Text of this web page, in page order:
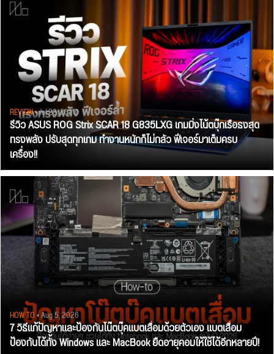
REVIEW• Jul 28, 2026
รีวิว ASUS ROG Strix SCAR 18 G835LXG เกมมิ่งโน้ตบุ๊กเรือธงสุด
ทรงพลัง ปรับสุดทุกเกม ทำงานหนักก็ไม่กลัว ฟีเจอร์มาเต็มครบ
เครื่อง!!
HOW TO• Aug 5, 2026
7 วิธีแก้ปัญหาและป้องกันโน๊ตบุ๊คแบตเสื่อมด้วยตัวเอง แบตเสื่อม
ป้องกันได้ทั้ง Windows และ MacBook ยืดอายุคอมให้ใช้ได้อีกหลายปี!